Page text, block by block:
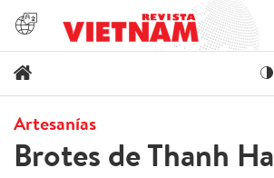
Artesanías
Brotes de Thanh Ha